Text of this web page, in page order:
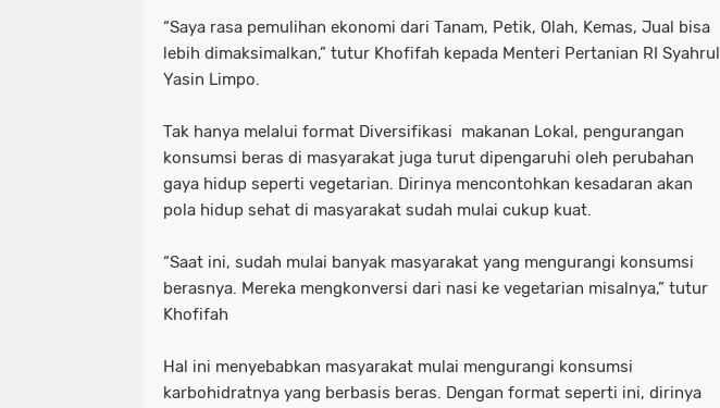
“Saya rasa pemulihan ekonomi dari Tanam, Petik, Olah, Kemas, Jual bisa
lebih dimaksimalkan,” tutur Khofifah kepada Menteri Pertanian RI Syahrul
Yasin Limpo.
Tak hanya melalui format Diversifikasi makanan Lokal, pengurangan
konsumsi beras di masyarakat juga turut dipengaruhi oleh perubahan
gaya hidup seperti vegetarian. Dirinya mencontohkan kesadaran akan
pola hidup sehat di masyarakat sudah mulai cukup kuat.
“Saat ini, sudah mulai banyak masyarakat yang mengurangi konsumsi
berasnya. Mereka mengkonversi dari nasi ke vegetarian misalnya,” tutur
Khofifah
Hal ini menyebabkan masyarakat mulai mengurangi konsumsi
karbohidratnya yang berbasis beras. Dengan format seperti ini, dirinya